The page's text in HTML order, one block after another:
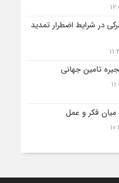
در شرایط اضطرار تمدید
تامین جهانی
فکر و عمل